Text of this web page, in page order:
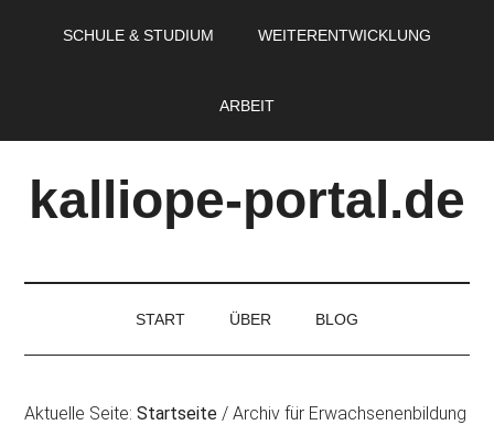
SCHULE & STUDIUM WEITERENTWICKLUNG
ARBEIT
kalliope-portal.de
START ÜBER BLOG
Aktuelle Seite:Startseite / Archiv für Erwachsenenbildung